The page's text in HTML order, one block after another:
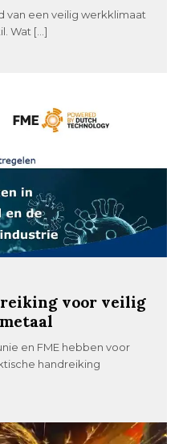
van een veilig werkklimaat
Wat […]
voor veilig
en FME hebben voor
handreiking